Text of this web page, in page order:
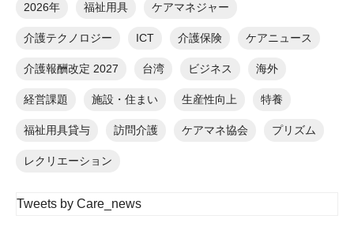
2026年 福祉用具 ケアマネジャー
介護テクノロジー ICT 介護保険 ケアニュース
介護報酬改定 2027 台湾 ビジネス 海外
経営課題 施設・住まい 生産性向上 特養
福祉用具貸与 訪問介護 ケアマネ協会 プリズム
レクリエーション
Tweets by Care_news